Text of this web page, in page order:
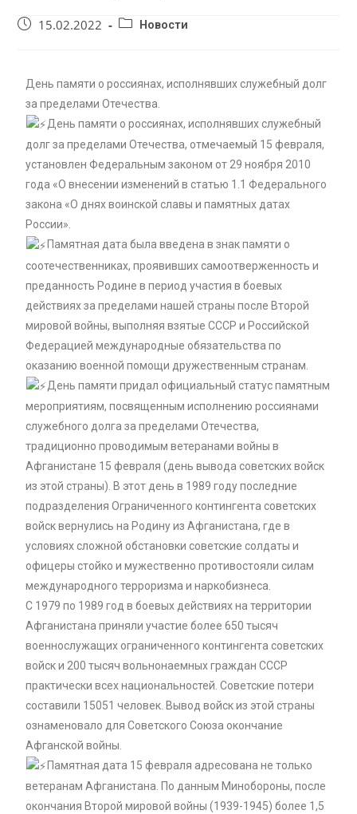
15.02.2022 Новости
День памяти о россиянах, исполнявших служебный долг
за пределами Отечества.
День памяти о россиянах, исполнявших служебный
долг за пределами Отечества, отмечаемый 15 февраля,
установлен Федеральным законом от 29 ноября 2010
года «О внесении изменений в статью 1.1 Федерального
закона «О днях воинской славы и памятных датах
России».
Памятная дата была введена в знак памяти о
соотечественниках, проявивших самоотверженность и
преданность Родине в период участия в боевых
действиях за пределами нашей страны после Второй
мировой войны, выполняя взятые СССР и Российской
Федерацией международные обязательства по
оказанию военной помощи дружественным странам.
День памяти придал официальный статус памятным
мероприятиям, посвященным исполнению россиянами
служебного долга за пределами Отечества,
традиционно проводимым ветеранами войны в
Афганистане 15 февраля (день вывода советских войск
из этой страны). В этот день в 1989 году последние
подразделения Ограниченного контингента советских
войск вернулись на Родину из Афганистана, где в
условиях сложной обстановки советские солдаты и
офицеры стойко и мужественно противостояли силам
международного терроризма и наркобизнеса.
С 1979 по 1989 год в боевых действиях на территории
Афганистана приняли участие более 650 тысяч
военнослужащих ограниченного контингента советских
войск и 200 тысяч вольнонаемных граждан СССР
практически всех национальностей. Советские потери
составили 15051 человек. Вывод войск из этой страны
ознаменовало для Советского Союза окончание
Афганской войны.
Памятная дата 15 февраля адресована не только
ветеранам Афганистана. По данным Минобороны, после
окончания Второй мировой войны (1939-1945) более 1,5